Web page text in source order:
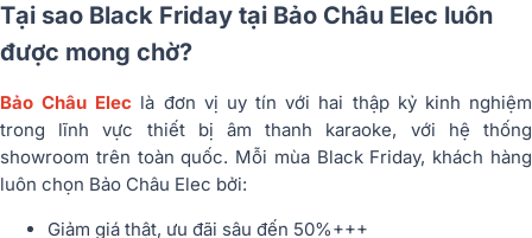
Tại sao Black Friday tại Bảo Châu Elec luôn
được mong chờ?
Bảo Châu Elec là đơn vị uy tín với hai thập kỷ kinh nghiệm
trong lĩnh vực thiết bị âm thanh karaoke, với hệ thống
showroom trên toàn quốc. Mỗi mùa Black Friday, khách hàng
luôn chọn Bảo Châu Elec bởi:
Giảm giá thật, ưu đãi sâu đến 50%+++